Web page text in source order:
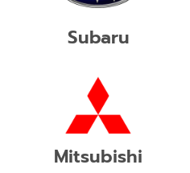
Subaru
Mitsubishi